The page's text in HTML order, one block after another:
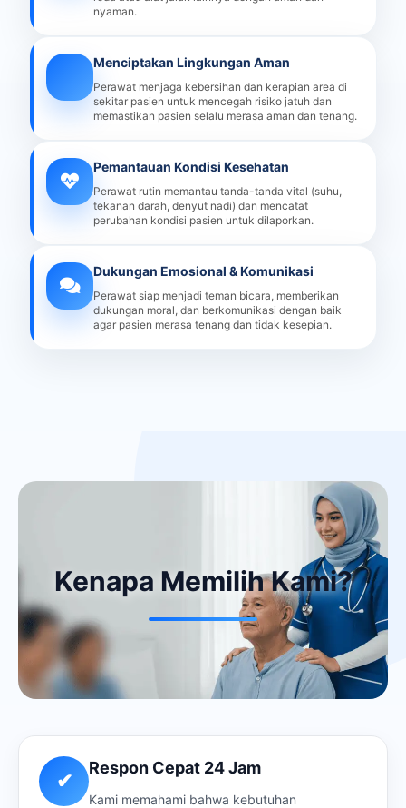
nyaman.
Menciptakan Lingkungan Aman
Perawat menjaga kebersihan dan kerapian area di
sekitar pasien untuk mencegah risiko jatuh dan
memastikan pasien selalu merasa aman dan tenang.
Pemantauan Kondisi Kesehatan
Perawat rutin memantau tanda-tanda vital (suhu,
tekanan darah, denyut nadi) dan mencatat
perubahan kondisi pasien untuk dilaporkan.
Dukungan Emosional & Komunikasi
Perawat siap menjadi teman bicara, memberikan
dukungan moral, dan berkomunikasi dengan baik
agar pasien merasa tenang dan tidak kesepian.
Kenapa Memilih Kami?
✔
Respon Cepat 24 Jam
Kami memahami bahwa kebutuhan